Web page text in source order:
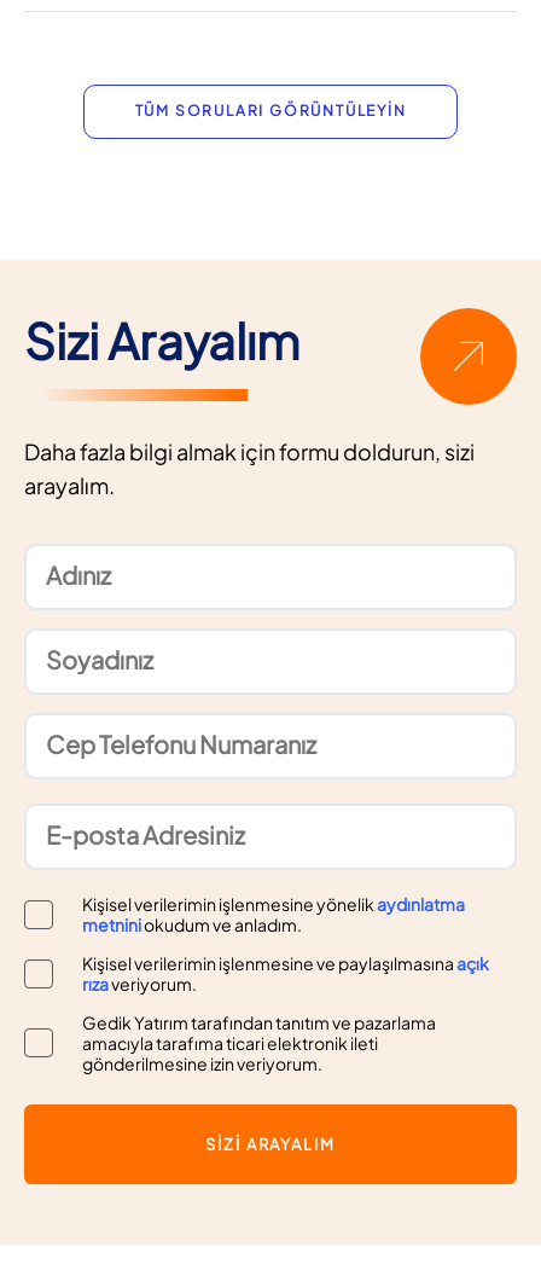
TÜM SORULARI GÖRÜNTÜLEYİN
Sizi Arayalım
Daha fazla bilgi almak için formu doldurun, sizi
arayalım.
Kişisel verilerimin işlenmesine yönelikaydınlatma
metniniokudum ve anladım.
Kişisel verilerimin işlenmesine ve paylaşılmasınaaçık
rızaveriyorum.
Gedik Yatırım tarafından tanıtım ve pazarlama
amacıyla tarafıma ticari elektronik ileti
gönderilmesine izin veriyorum.
SİZİ ARAYALIM